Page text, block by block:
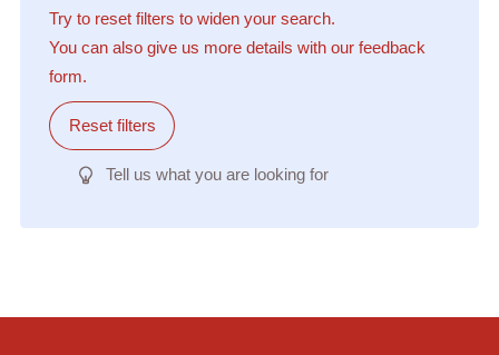
Try to reset filters to widen your search.
You can also give us more details with our feedback
form.
Reset filters
Tell us what you are looking for